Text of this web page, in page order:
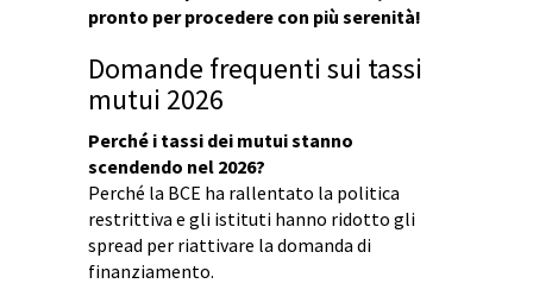
pronto per procedere con più serenità!
Domande frequenti sui tassi
mutui 2026
Perché i tassi dei mutui stanno
scendendo nel 2026?
Perché la BCE ha rallentato la politica
restrittiva e gli istituti hanno ridotto gli
spread per riattivare la domanda di
finanziamento.